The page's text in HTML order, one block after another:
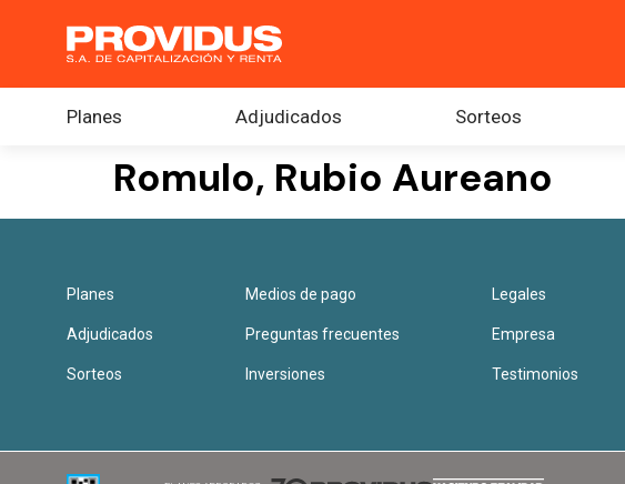
Planes Adjudicados Sorteos
Romulo, Rubio Aureano
Planes
Adjudicados
Sorteos
Medios de pago
Preguntas frecuentes
Inversiones
Legales
Empresa
Testimonios